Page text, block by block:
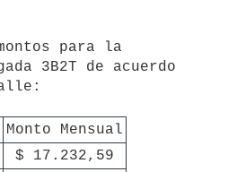
Monto Mensual
$ 17.232,59